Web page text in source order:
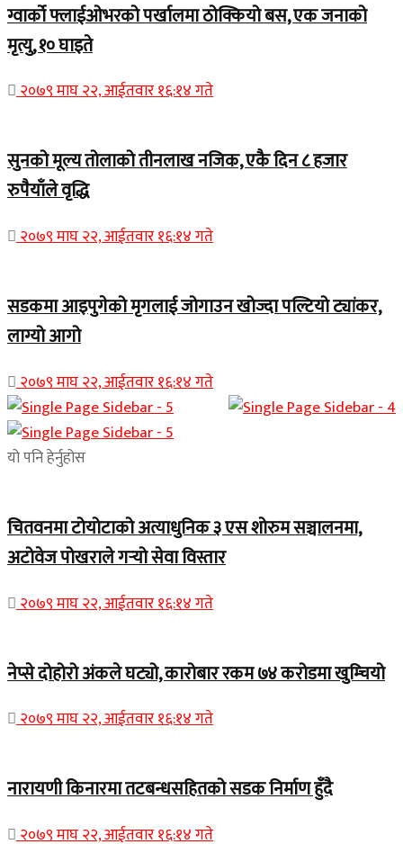
ग्वार्को फ्लाईओभरको पर्खालमा ठोक्कियो बस, एक जनाको
मृत्यु, १० घाइते
२०७९ माघ २२, आईतवार १६:१४ गते
सुनको मूल्य तोलाको तीनलाख नजिक, एकै दिन ८ हजार
रुपैयाँले वृद्धि
२०७९ माघ २२, आईतवार १६:१४ गते
सडकमा आइपुगेको मृगलाई जोगाउन खोज्दा पल्टियो ट्यांकर,
लाग्यो आगो
२०७९ माघ २२, आईतवार १६:१४ गते
यो पनि हेर्नुहोस
चितवनमा टोयोटाको अत्याधुनिक ३ एस शोरुम सञ्चालनमा,
अटोवेज पोखराले गर्‍यो सेवा विस्तार
२०७९ माघ २२, आईतवार १६:१४ गते
नेप्से दोहोरो अंकले घट्यो, कारोबार रकम ७४ करोडमा खुम्चियो
२०७९ माघ २२, आईतवार १६:१४ गते
नारायणी किनारमा तटबन्धसहितको सडक निर्माण हुँदै
२०७९ माघ २२, आईतवार १६:१४ गते